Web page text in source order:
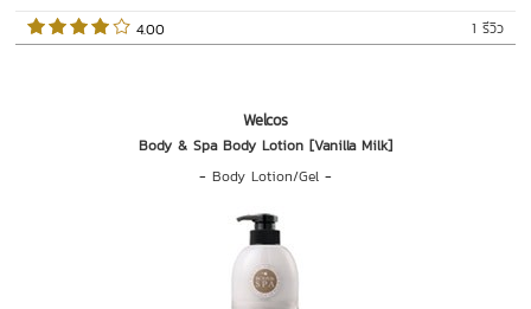
1 รีวิว
4.00
Welcos
Body & Spa Body Lotion [Vanilla Milk]
- Body Lotion/Gel-